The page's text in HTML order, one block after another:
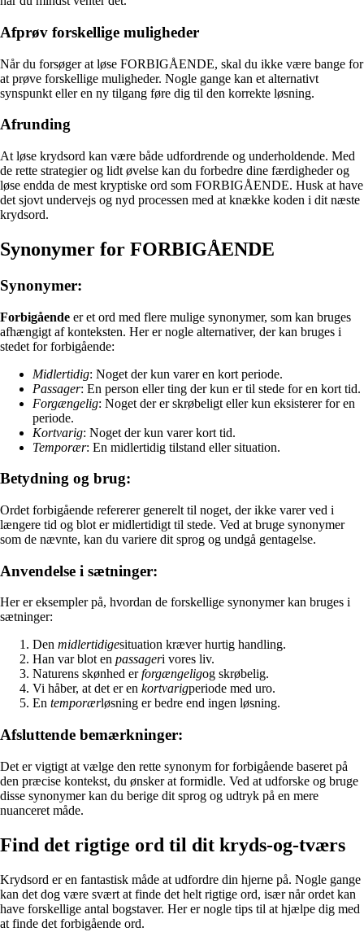
Afprøv forskellige muligheder
Når du forsøger at løse FORBIGÅENDE, skal du ikke være bange for
at prøve forskellige muligheder. Nogle gange kan et alternativt
synspunkt eller en ny tilgang føre dig til den korrekte løsning.
Afrunding
At løse krydsord kan være både udfordrende og underholdende. Med
de rette strategier og lidt øvelse kan du forbedre dine færdigheder og
løse endda de mest kryptiske ord som FORBIGÅENDE. Husk at have
det sjovt undervejs og nyd processen med at knække koden i dit næste
krydsord.
Synonymer for FORBIGÅENDE
Synonymer:
Forbigående er et ord med flere mulige synonymer, som kan bruges
afhængigt af konteksten. Her er nogle alternativer, der kan bruges i
stedet for forbigående:
Midlertidig: Noget der kun varer en kort periode.
Passager: En person eller ting der kun er til stede for en kort tid.
Forgængelig: Noget der er skrøbeligt eller kun eksisterer for en
periode.
Kortvarig: Noget der kun varer kort tid.
Temporær: En midlertidig tilstand eller situation.
Betydning og brug:
Ordet forbigående refererer generelt til noget, der ikke varer ved i
længere tid og blot er midlertidigt til stede. Ved at bruge synonymer
som de nævnte, kan du variere dit sprog og undgå gentagelse.
Anvendelse i sætninger:
Her er eksempler på, hvordan de forskellige synonymer kan bruges i
sætninger:
Den midlertidigesituation kræver hurtig handling.
Han var blot en passageri vores liv.
Naturens skønhed erforgængeligog skrøbelig.
Vi håber, at det er en kortvarigperiode med uro.
En temporærløsning er bedre end ingen løsning.
Afsluttende bemærkninger:
Det er vigtigt at vælge den rette synonym for forbigående baseret på
den præcise kontekst, du ønsker at formidle. Ved at udforske og bruge
disse synonymer kan du berige dit sprog og udtryk på en mere
nuanceret måde.
Find det rigtige ord til dit kryds-og-tværs
Krydsord er en fantastisk måde at udfordre din hjerne på. Nogle gange
kan det dog være svært at finde det helt rigtige ord, især når ordet kan
have forskellige antal bogstaver. Her er nogle tips til at hjælpe dig med
at finde det forbigående ord.